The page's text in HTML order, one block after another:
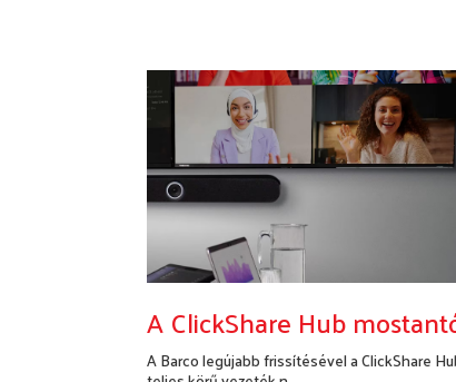
A ClickShare Hub
A Barco legújabb frissítésével a ClickShare